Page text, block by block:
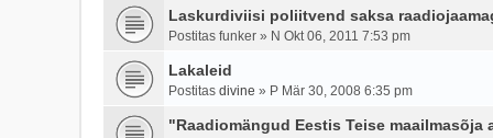
Laskurdiviisi poliitvend saksa
Postitas funker » N Okt 06, 2011 7:53 pm
Lakaleid
Postitas divine » P Mär 30, 2008 6:35 pm
"Raadiomängud Eestis Teise maailmasõja